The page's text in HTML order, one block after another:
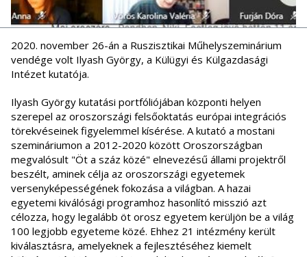
2020. november 26-án a Ruszisztikai Műhelyszeminárium
vendége volt Ilyash György, a Külügyi és Külgazdasági
Intézet kutatója.
Ilyash György kutatási portfóliójában központi helyen
szerepel az oroszországi felsőoktatás európai integrációs
törekvéseinek figyelemmel kísérése. A kutató a mostani
szemináriumon a 2012-2020 között Oroszországban
megvalósult "Öt a száz közé" elnevezésű állami projektről
beszélt, aminek célja az oroszországi egyetemek
versenyképességének fokozása a világban. A hazai
egyetemi kiválósági programhoz hasonlító misszió azt
célozza, hogy legalább öt orosz egyetem kerüljön be a világ
100 legjobb egyeteme közé. Ehhez 21 intézmény került
kiválasztásra, amelyeknek a fejlesztéséhez kiemelt